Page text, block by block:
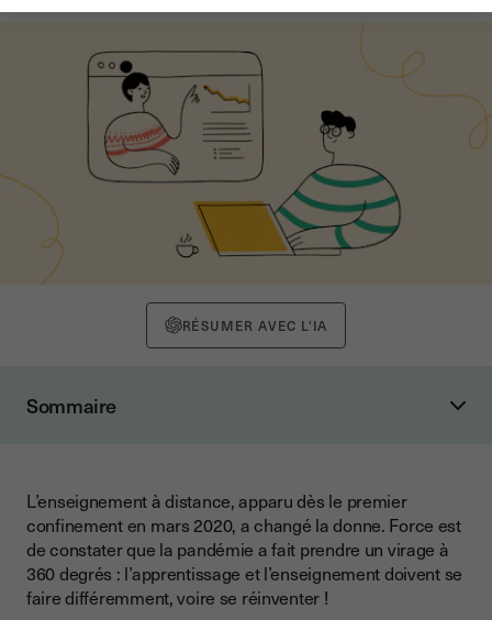
RÉSUMER AVEC L'IA
Sommaire
Enseignez à distance dans une classe virtuelle
Le saviez-vous ?
Réalisez des évaluations en ligne, c’est possible !
L’enseignement à distance, apparu dès le premier
confinement en mars 2020, a changé la donne. Force est
de constater que la pandémie a fait prendre un virage à
360 degrés : l’apprentissage et l’enseignement doivent se
faire différemment, voire se réinventer !